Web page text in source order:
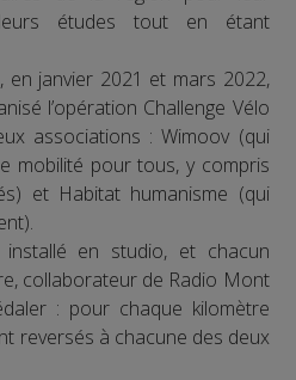
études tout en étant
en janvier 2021 et mars 2022,
l’opération Challenge Vélo
associations : Wimoov (qui
mobilité pour tous, y compris
et Habitat humanisme (qui
en studio, et chacun
collaborateur de Radio Mont
: pour chaque kilomètre
reversés à chacune des deux